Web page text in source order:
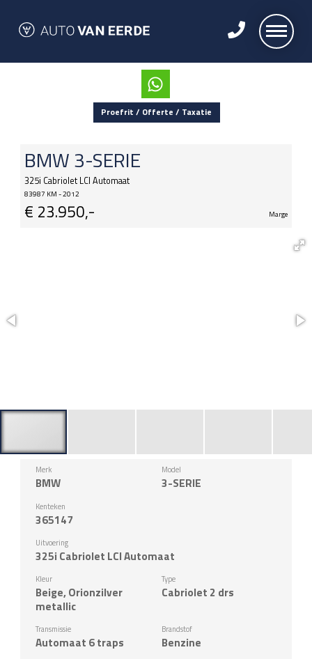
Proefrit / Offerte / Taxatie
BMW3-SERIE
325i Cabriolet LCI Automaat
83987 KM - 2012
€ 23.950,- Marge
Merk
BMW
Model
3-SERIE
Kenteken
365147
Uitvoering
325i Cabriolet LCI Automaat
Kleur
Beige, Orionzilver
metallic
Type
Cabriolet 2 drs
Transmissie
Automaat 6 traps
Brandstof
Benzine